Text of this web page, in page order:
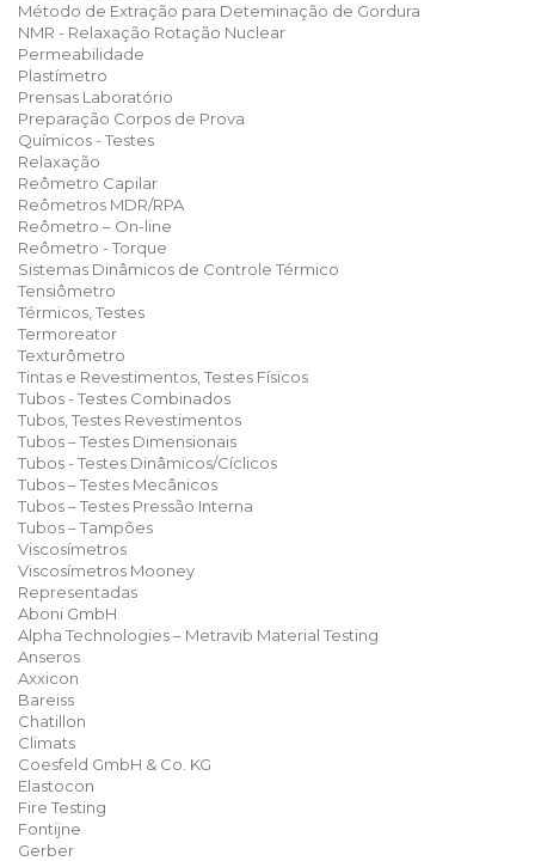
Método de Extração para Deteminação de Gordura
NMR - Relaxação Rotação Nuclear
Permeabilidade
Plastímetro
Prensas Laboratório
Preparação Corpos de Prova
Químicos - Testes
Relaxação
Reômetro Capilar
Reômetros MDR/RPA
Reômetro – On-line
Reômetro - Torque
Sistemas Dinâmicos de Controle Térmico
Tensiômetro
Térmicos, Testes
Termoreator
Texturômetro
Tintas e Revestimentos, Testes Físicos
Tubos - Testes Combinados
Tubos, Testes Revestimentos
Tubos – Testes Dimensionais
Tubos - Testes Dinâmicos/Cíclicos
Tubos – Testes Mecânicos
Tubos – Testes Pressão Interna
Tubos – Tampões
Viscosímetros
Viscosímetros Mooney
Representadas
Aboni GmbH
Alpha Technologies – Metravib Material Testing
Anseros
Axxicon
Bareiss
Chatillon
Climats
Coesfeld GmbH & Co. KG
Elastocon
Fire Testing
Fontijne
Gerber